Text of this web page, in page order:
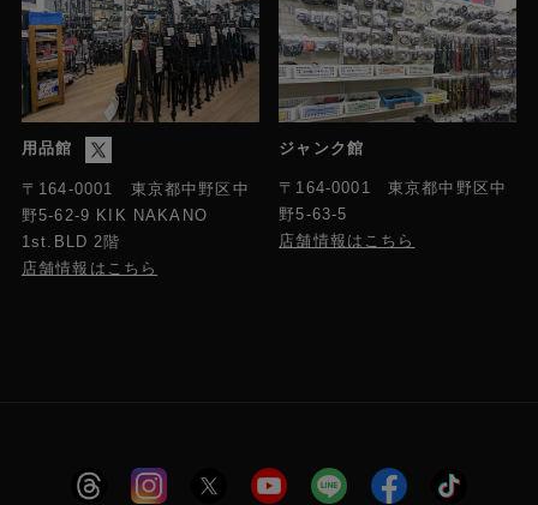
用品館
〒164-0001 東京都中野区中
野5-62-9 KIK NAKANO
1st.BLD 2階
店舗情報はこちら
ジャンク館
〒164-0001 東京都中野区中
野5-63-5
店舗情報はこちら